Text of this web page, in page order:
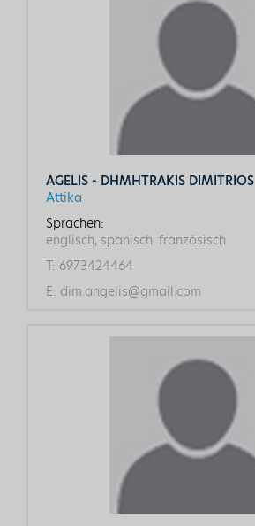
AGELIS - DHMHTRAKIS DIMITRIOS
Attika
Sprachen:
englisch, spanisch, französisch
T: 6973424464
E: dim.angelis@gmail.com